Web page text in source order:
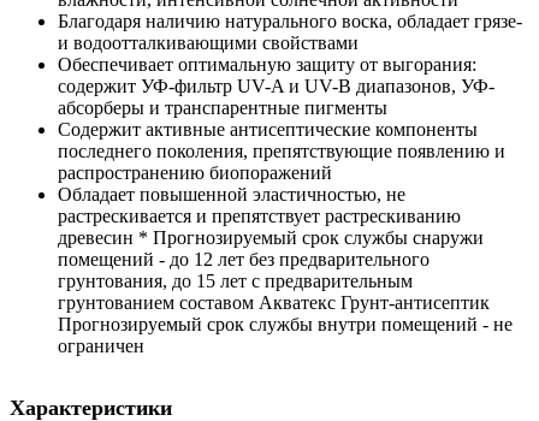
Благодаря наличию натурального воска, обладает грязе-
и водоотталкивающими свойствами
Обеспечивает оптимальную защиту от выгорания:
содержит УФ-фильтр UV-A и UV-B диапазонов, УФ-
абсорберы и транспарентные пигменты
Содержит активные антисептические компоненты
последнего поколения, препятствующие появлению и
распространению биопоражений
Обладает повышенной эластичностью, не
растрескивается и препятствует растрескиванию
древесин * Прогнозируемый срок службы снаружи
помещений - до 12 лет без предварительного
грунтования, до 15 лет с предварительным
грунтованием составом Акватекс Грунт-антисептик
Прогнозируемый срок службы внутри помещений - не
ограничен
Характеристики